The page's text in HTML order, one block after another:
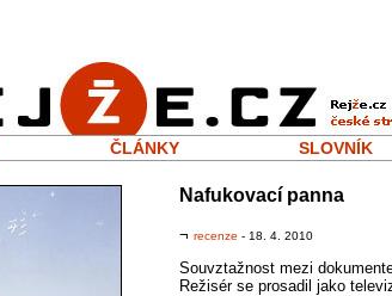
ČLÁNKY SLOVNÍK
Nafukovací panna
¬ recenze - 18. 4. 2010
Souvztažnost mezi
Režisér se prosadil jako